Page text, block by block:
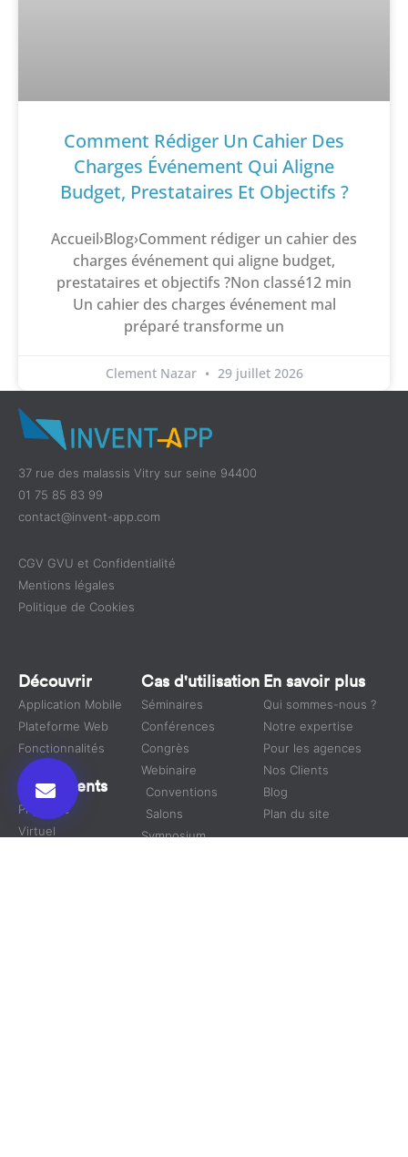
Comment Rédiger Un Cahier Des
Charges Événement Qui Aligne
Budget, Prestataires Et Objectifs ?
Accueil›Blog›Comment rédiger un cahier des
charges événement qui aligne budget,
prestataires et objectifs ?Non classé12 min
Un cahier des charges événement mal
préparé transforme un
Clement Nazar 29 juillet 2026
37 rue des malassis Vitry sur seine 94400
01 75 85 83 99
contact@invent-app.com
CGV GVU et Confidentialité
Mentions légales
Politique de Cookies
Découvrir
Application Mobile
Plateforme Web
Fonctionnalités
Événements
Physique
Virtuel
Cas d'utilisation
Séminaires
Conférences
Congrès
Webinaire
Conventions
Salons
Symposium
En savoir plus
Qui sommes-nous ?
Notre expertise
Pour les agences
Nos Clients
Blog
Plan du site